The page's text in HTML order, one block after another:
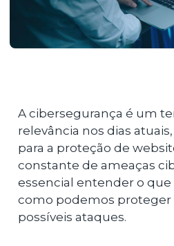
A cibersegurança é um
relevância nos dias
para a proteção de
constante de ameaças
essencial entender o
como podemos proteger
possíveis ataques.